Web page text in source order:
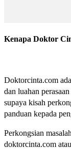
Kenapa Doktor
Doktorcinta.com
dan luahan
supaya kisah
panduan kepada
Perkongsian
doktorcinta.com